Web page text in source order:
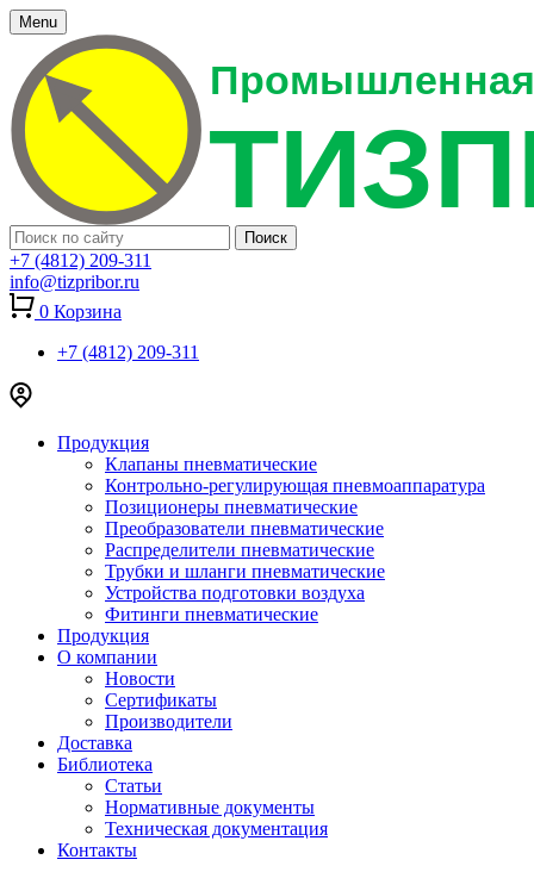
Menu
+7 (4812) 209-311
info@tizpribor.ru
0 Корзина
+7 (4812) 209-311
Продукция
Клапаны пневматические
Контрольно-регулирующая пневмоаппаратура
Позиционеры пневматические
Преобразователи пневматические
Распределители пневматические
Трубки и шланги пневматические
Устройства подготовки воздуха
Фитинги пневматические
Продукция
О компании
Новости
Сертификаты
Производители
Доставка
Библиотека
Статьи
Нормативные документы
Техническая документация
Контакты